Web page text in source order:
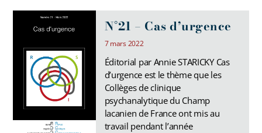
N°21 – Cas d’urgence
7 mars 2022
Éditorial par Annie STARICKY Cas
d’urgence est le thème que les
Collèges de clinique
psychanalytique du Champ
lacanien de France ont mis au
travail pendant l’année